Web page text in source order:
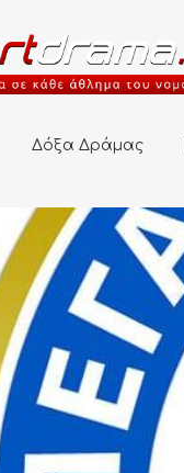
Δόξα Δράμας